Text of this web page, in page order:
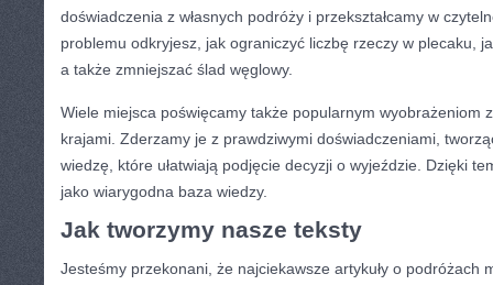
doświadczenia z własnych podróży i przekształcamy w
problemu odkryjesz, jak ograniczyć liczbę rzeczy w plecaku,
a także zmniejszać ślad węglowy.
Wiele miejsca poświęcamy także popularnym wyobrażeniom
krajami. Zderzamy je z prawdziwymi doświadczeniami,
wiedzę, które ułatwiają podjęcie decyzji o wyjeździe. Dzięki
jako wiarygodna baza wiedzy.
Jak tworzymy nasze teksty
Jesteśmy przekonani, że najciekawsze artykuły o podróżach